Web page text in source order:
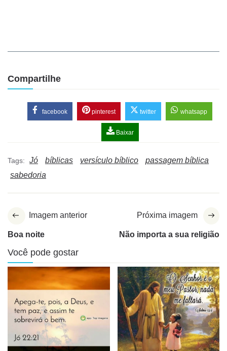
Compartilhe
facebook pinterest twitter whatsapp
Baixar
Tags: Jó bíblicas versículo bíblico
passagem bíblica
sabedoria
Imagem anterior
Boa noite
Próxima imagem
Não importa a sua religião
Você pode gostar